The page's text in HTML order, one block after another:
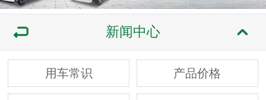
新闻中心
用车常识 产品价格